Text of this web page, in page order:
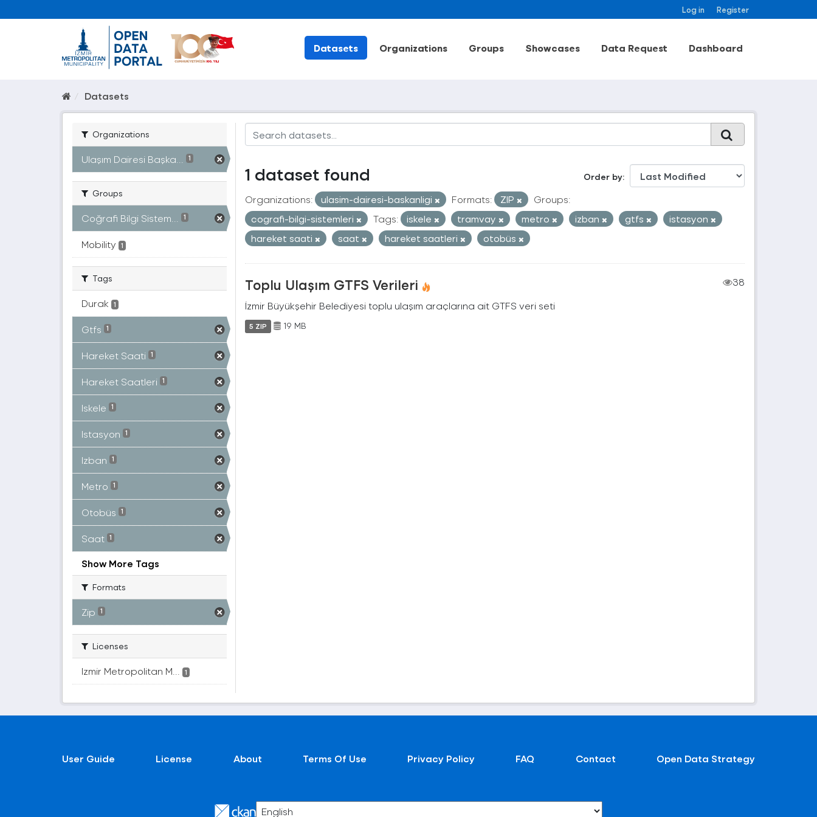
Log in Register
Datasets Organizations Groups Showcases Data Request Dashboard
Datasets
Organizations
Ulaşım Dairesi Başka... 1
Groups
Coğrafi Bilgi Sistem... 1
Mobility 1
Tags
Durak 1
Gtfs 1
Hareket Saati 1
Hareket Saatleri 1
Iskele 1
Istasyon 1
Izban 1
Metro 1
Otobüs 1
Saat 1
Show More Tags
Formats
Zip 1
Licenses
Izmir Metropolitan M... 1
Order by
1 dataset found
Organizations: ulasim-dairesi-baskanligi Formats: ZIP
Groups:
cografi-bilgi-sistemleri
Tags: iskele tramvay metro izban gtfs
istasyon
hareket saati
saat hareket saatleri otobüs
Toplu Ulaşım GTFS Verileri
38
İzmir Büyükşehir Belediyesi toplu ulaşım araçlarına ait GTFS veri seti
5 ZIP 19 MB
User Guide License About Terms Of Use Privacy Policy FAQ Contact Open Data Strategy